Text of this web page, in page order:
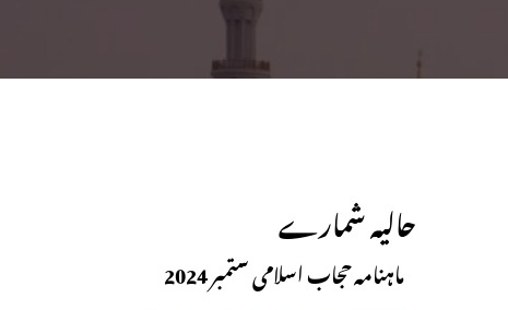
حالیہ شمارے
ماہنامہ حجاب اسلامی ستمبر 2024